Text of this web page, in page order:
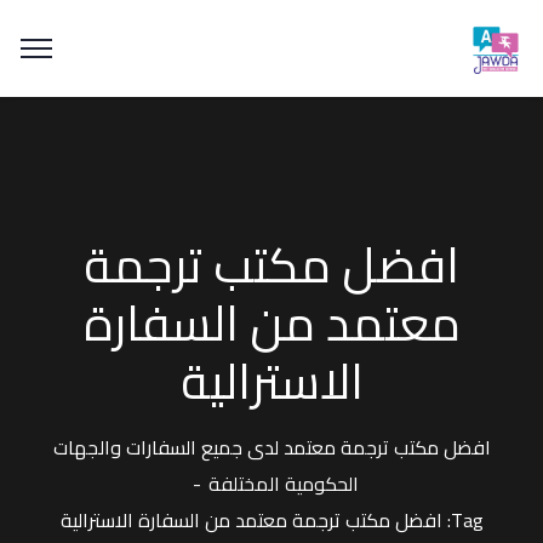
افضل مكتب ترجمة
معتمد من السفارة
الاسترالية
افضل مكتب ترجمة معتمد لدى جميع السفارات والجهات
الحكومية المختلفة
Tag: افضل مكتب ترجمة معتمد من السفارة الاسترالية